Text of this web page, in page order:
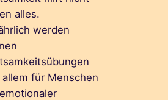
alles.
werden
allem für Menschen